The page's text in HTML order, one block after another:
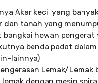
Akar kecil yang
dan tanah yang
bangkai hewan
benda padat
lainnya)
Lemak/Lemak